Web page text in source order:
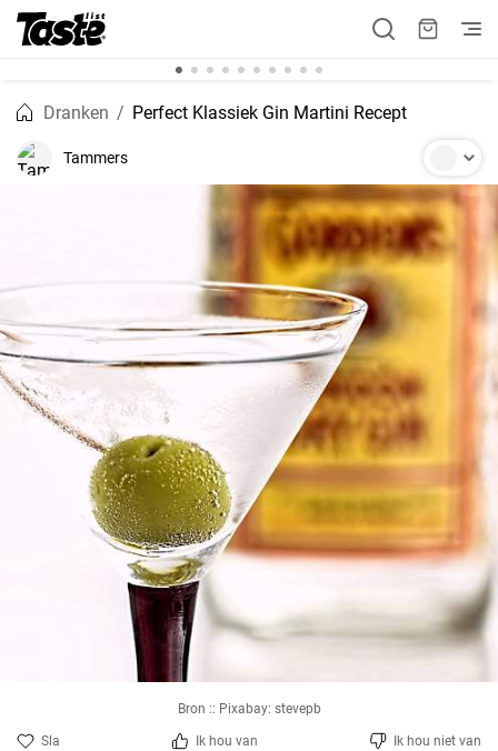
Dranken Perfect Klassiek Gin Martini Recept
Tammers
Bron :: Pixabay: stevepb
Sla Ik hou van Ik hou niet van